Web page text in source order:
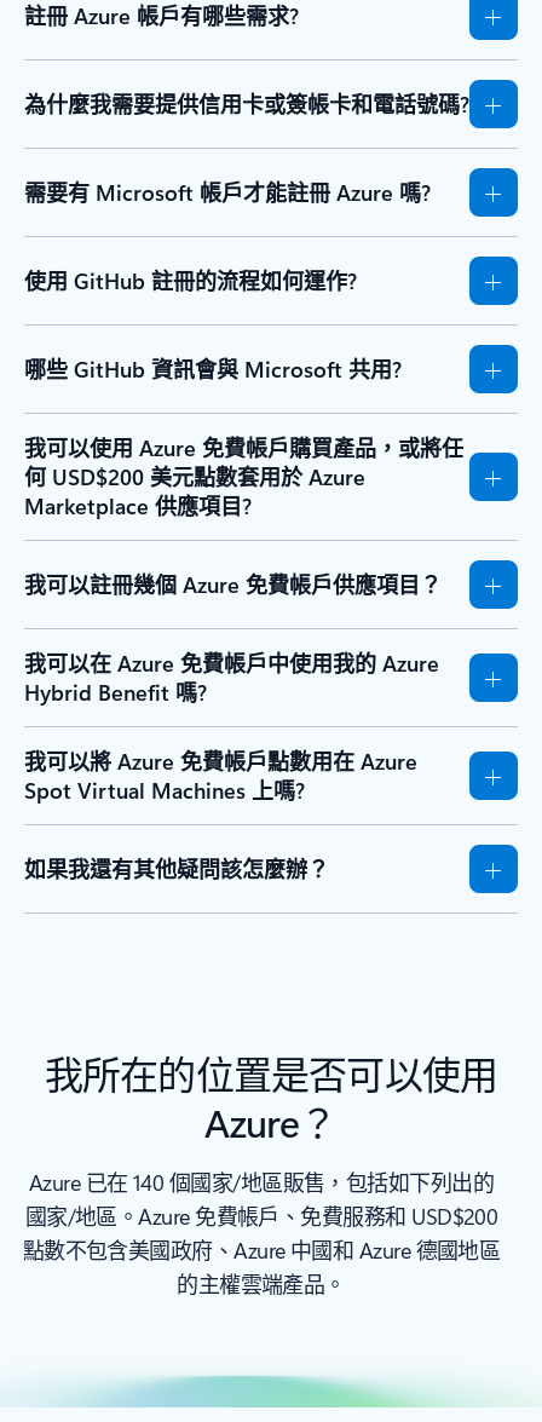
註冊 Azure 帳戶有哪些需求?
為什麼我需要提供信用卡或簽帳卡和電話號碼?
需要有 Microsoft 帳戶才能註冊 Azure 嗎?
使用 GitHub 註冊的流程如何運作?
哪些 GitHub 資訊會與 Microsoft 共用?
我可以使用 Azure 免費帳戶購買產品，或將任
何 USD$200 美元點數套用於 Azure
Marketplace 供應項目?
我可以註冊幾個 Azure 免費帳戶供應項目？
我可以在 Azure 免費帳戶中使用我的 Azure
Hybrid Benefit 嗎?
我可以將 Azure 免費帳戶點數用在 Azure
Spot Virtual Machines 上嗎?
如果我還有其他疑問該怎麼辦？
我所在的位置是否可以使用
Azure？
Azure 已在 140 個國家/地區販售，包括如下列出的
國家/地區。Azure 免費帳戶、免費服務和 USD$200
點數不包含美國政府、Azure 中國和 Azure 德國地區
的主權雲端產品。